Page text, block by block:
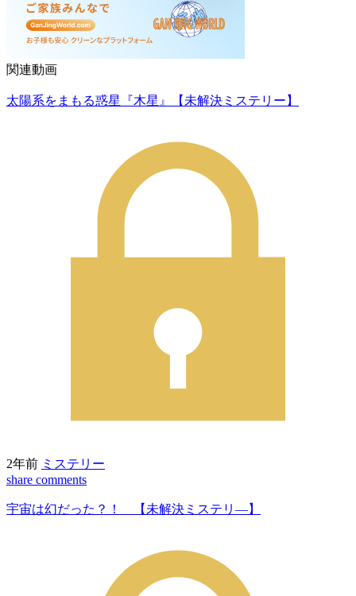
関連動画
太陽系をまもる惑星『木星』【未解決ミステリー】
2年前 ミステリー
share comments
宇宙は幻だった？！ 【未解決ミステリ―】